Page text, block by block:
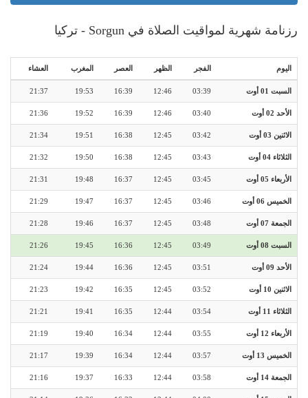
رزنامة شهرية لمواقيت الصلاة في Sorgun - تركيا
اليوم الفجر الظهر العصر المغرب العشاء
السبت 01 أوت 03:39
12:46
16:39
19:53
21:37
الأحد 02 أوت 03:40
12:46
16:39
19:52
21:36
الاثنين 03 أوت 03:42
12:45
16:38
19:51
21:34
الثلاثاء 04 أوت 03:43
12:45
16:38
19:50
21:32
الأربعاء 05 أوت 03:45
12:45
16:37
19:48
21:31
الخميس 06 أوت 03:46
12:45
16:37
19:47
21:29
الجمعة 07 أوت 03:48
12:45
16:37
19:46
21:28
السبت 08 أوت 03:49
12:45
16:36
19:45
21:26
الأحد 09 أوت 03:51
12:45
16:36
19:44
21:24
الاثنين 10 أوت 03:52
12:45
16:35
19:42
21:23
الثلاثاء 11 أوت 03:54
12:44
16:35
19:41
21:21
الأربعاء 12 أوت 03:55
12:44
16:34
19:40
21:19
الخميس 13 أوت 03:57
12:44
16:34
19:39
21:17
الجمعة 14 أوت 03:58
12:44
16:33
19:37
21:16